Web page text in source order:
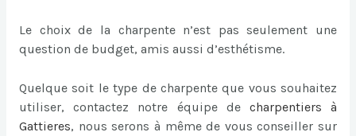
Le choix de la charpente n’est pas seulement une
question de budget, amis aussi d’esthétisme.
Quelque soit le type de charpente que vous souhaitez
utiliser, contactez notre équipe de charpentiers à
Gattieres, nous serons à même de vous conseiller sur